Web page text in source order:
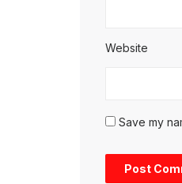
Website
Save my